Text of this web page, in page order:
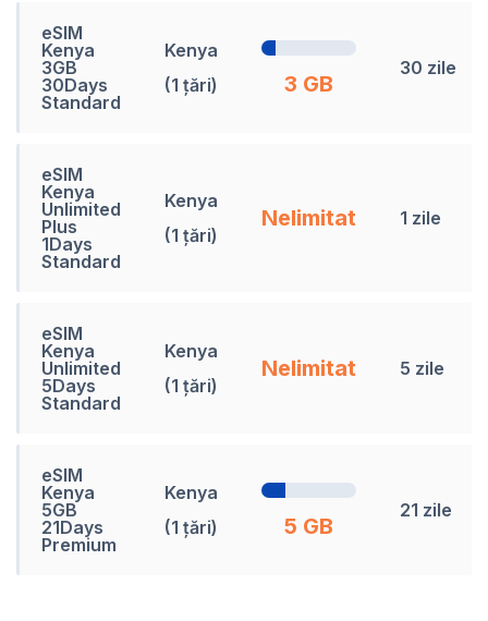
eSIM
Kenya
3GB
30Days
Standard
Kenya
(1 țări)
3 GB
30 zile
eSIM
Kenya
Unlimited
Plus
1Days
Standard
Kenya
(1 țări)
Nelimitat 1 zile
eSIM
Kenya
Unlimited
5Days
Standard
Kenya
(1 țări)
Nelimitat 5 zile
eSIM
Kenya
5GB
21Days
Premium
Kenya
(1 țări)
5 GB
21 zile